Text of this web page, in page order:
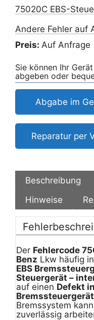
75020C EBS-
Andere Fehler auf
Preis: Auf Anfrage
Sie können Ihr
abgeben oder
Abgabe im
Reparatur per
Beschreibung
Hinweise
Der Fehlercode
Benz Lkw häufig
EBS
Steuergerät –
auf einen Defekt
Bremssystem
zuverlässig